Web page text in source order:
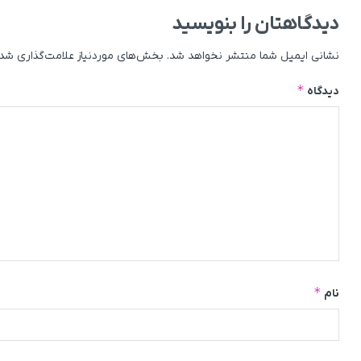
دیدگاهتان را بنویسید
نشانی ایمیل شما منتشر نخواهد شد. بخش‌های موردنیاز علامت‌گذاری
دیدگاه *
نام *